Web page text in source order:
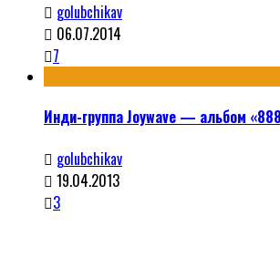
golubchikav
06.07.2014
7
Инди-группа Joywave — альбом
golubchikav
19.04.2013
3